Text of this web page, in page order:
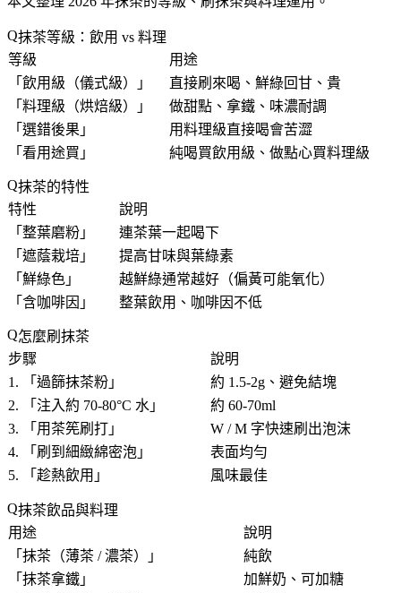
抹茶等級：飲用 vs 料理
等級
用途
「 飲用級（儀式級） 」
直接刷來喝、鮮綠回甘、貴
「 料理級（烘焙級） 」
做甜點、拿鐵、味濃耐調
「 選錯後果 」
用料理級直接喝會苦澀
「 看用途買 」 純喝買飲用級、做點心買料理級
抹茶的特性
特性
說明
「 整葉磨粉 」
連茶葉一起喝下
「 遮蔭栽培 」
提高甘味與葉綠素
「 鮮綠色 」
越鮮綠通常越好（偏黃可能氧化）
「 含咖啡因 」 整葉飲用、咖啡因不低
怎麼刷抹茶
步驟
說明
1. 「 過篩抹茶粉 」
約 1.5-2g、避免結塊
2. 「 注入約 70-80°C 水 」
約 60-70ml
3. 「 用茶筅刷打 」
W / M 字快速刷出泡沫
4. 「 刷到細緻綿密泡 」
表面均勻
5. 「 趁熱飲用 」 風味最佳
抹茶飲品與料理
用途
說明
「 抹茶（薄茶 / 濃茶） 」
純飲
「 抹茶拿鐵 」
加鮮奶、可加糖